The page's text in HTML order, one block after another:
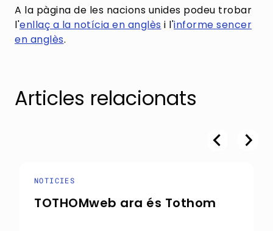
A la pàgina de les nacions unides podeu trobar
l'enllaç a la notícia en anglès i l'informe sencer
en anglès.
Articles relacionats
NOTICIES
TOTHOMweb ara és Tothom